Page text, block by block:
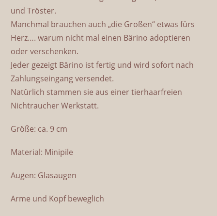
und Tröster.
Manchmal brauchen auch „die Großen“ etwas fürs
Herz…. warum nicht mal einen Bärino adoptieren
oder verschenken.
Jeder gezeigt Bärino ist fertig und wird sofort nach
Zahlungseingang versendet.
Natürlich stammen sie aus einer tierhaarfreien
Nichtraucher Werkstatt.
Größe: ca. 9 cm
Material: Minipile
Augen: Glasaugen
Arme und Kopf beweglich